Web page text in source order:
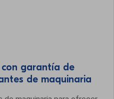
con garantía de
de maquinaria